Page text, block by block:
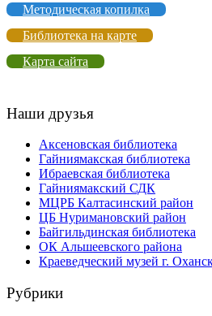
Методическая копилка
Библиотека на карте
Карта сайта
Наши друзья
Аксеновская библиотека
Гайниямакская библиотека
Ибраевская библиотека
Гайниямакский СДК
МЦРБ Калтасинский район
ЦБ Нуримановский район
Байгильдинская библиотека
ОК Альшеевского района
Краеведческий музей г.
Рубрики